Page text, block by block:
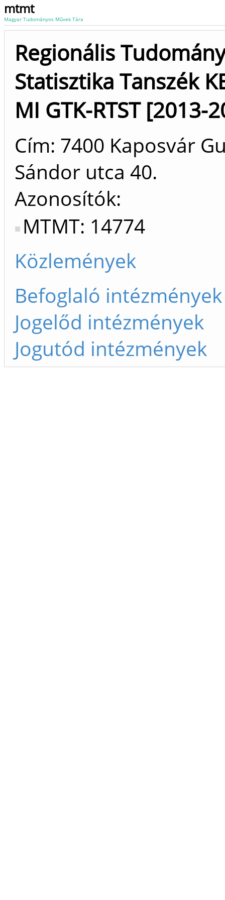
mtmt
Magyar Tudományos Művek Tára
Regionális
Statisztika Tanszék
MI GTK-RTST [2013-
Cím: 7400 Kaposvár
Sándor utca 40.
Azonosítók
MTMT: 14774
Közlemények
Befoglaló intézmények
Jogelőd intézmények
Jogutód intézmények